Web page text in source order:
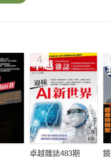
4
卓越雜誌483期